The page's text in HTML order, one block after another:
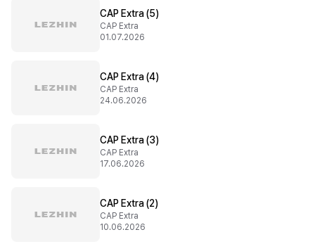
CAP Extra (5)
CAP Extra
01.07.2026
CAP Extra (4)
CAP Extra
24.06.2026
CAP Extra (3)
CAP Extra
17.06.2026
CAP Extra (2)
CAP Extra
10.06.2026